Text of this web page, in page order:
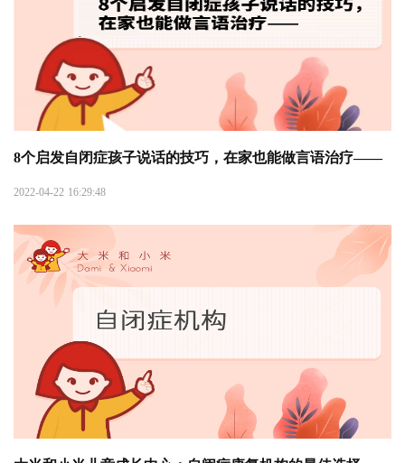
8个启发自闭症孩子说话的技巧，在家也能做言语治疗——
2022-04-22 16:29:48